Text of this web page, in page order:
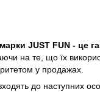
JUST FUN - це
на те, що їх
у продажах.
до наступних